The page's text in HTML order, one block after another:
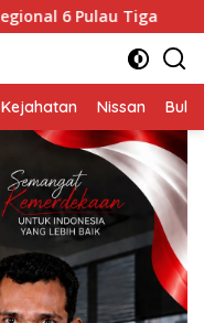
Polres Aceh
Kejahatan Nissan